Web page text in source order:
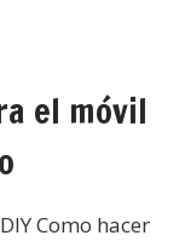
el móvil
Como hacer